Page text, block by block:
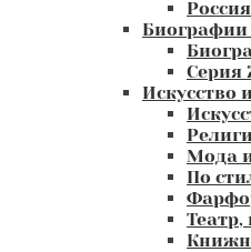
Россия
Серия
Искусство
Мода
По